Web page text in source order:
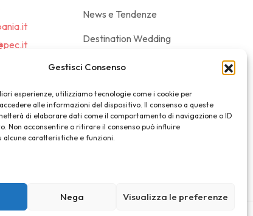
Gestisci Consenso
esperienze, utilizziamo tecnologie come i cookie per
alle informazioni del dispositivo. Il consenso a queste
di elaborare dati come il comportamento di navigazione o ID
Non acconsentire o ritirare il consenso può influire
alcune caratteristiche e funzioni.
Nega Visualizza le preferenze
News e Tendenze
Destination Wedding
Magazine